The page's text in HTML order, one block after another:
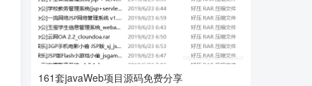
161套javaWeb项目源码免费分享